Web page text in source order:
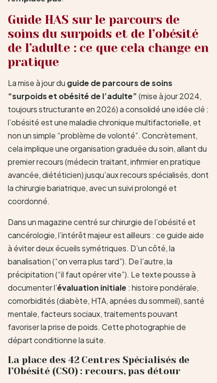
Guide HAS sur le parcours de
soins du surpoids et de l’obésité
de l’adulte : ce que cela change en
pratique
La mise à jour du guide de parcours de soins
“surpoids et obésité de l’adulte”(mise à jour 2024,
toujours structurante en 2026) a consolidé une idée clé :
l’obésité est une maladie chronique multifactorielle, et
non un simple “problème de volonté”. Concrètement,
cela implique une organisation graduée du soin, allant du
premier recours (médecin traitant, infirmier en pratique
avancée, diététicien) jusqu’aux recours spécialisés, dont
la chirurgie bariatrique, avec un suivi prolongé et
coordonné.
Dans un magazine centré sur chirurgie de l’obésité et
cancérologie, l’intérêt majeur est ailleurs : ce guide aide
à éviter deux écueils symétriques. D’un côté, la
banalisation (“on verra plus tard”). De l’autre, la
précipitation (“il faut opérer vite”). Le texte pousse à
documenter l’évaluation initiale : histoire pondérale,
comorbidités (diabète, HTA, apnées du sommeil), santé
mentale, facteurs sociaux, traitements pouvant
favoriser la prise de poids. Cette photographie de
départ conditionne la suite.
La place des 42 Centres Spécialisés de
l’Obésité (CSO) : recours, pas détour